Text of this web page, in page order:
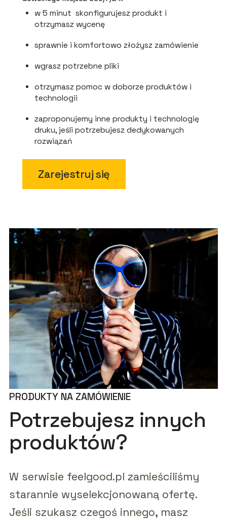
w 5 minut skonfigurujesz produkt i
otrzymasz wycenę
sprawnie i komfortowo złożysz zamówienie
wgrasz potrzebne pliki
otrzymasz pomoc w doborze produktów i
technologii
zaproponujemy inne produkty i technologię
druku, jeśli potrzebujesz dedykowanych
rozwiązań
Zarejestruj się
PRODUKTY NA ZAMÓWIENIE
Potrzebujesz innych
produktów?
W serwisie feelgood.pl zamieściliśmy
starannie wyselekcjonowaną ofertę.
Jeśli szukasz czegoś innego, masz